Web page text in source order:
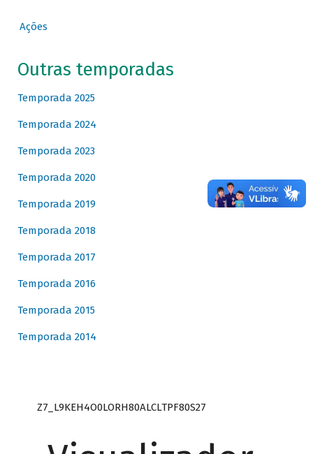
Ações
Outras temporadas
Temporada 2025
Temporada 2024
Temporada 2023
Temporada 2020
Temporada 2019
Temporada 2018
Temporada 2017
Temporada 2016
Temporada 2015
Temporada 2014
Z7_L9KEH4O0LORH80ALCLTPF80S27